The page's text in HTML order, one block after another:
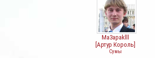
Ma3apaklll
[Артур Король]
Сумы